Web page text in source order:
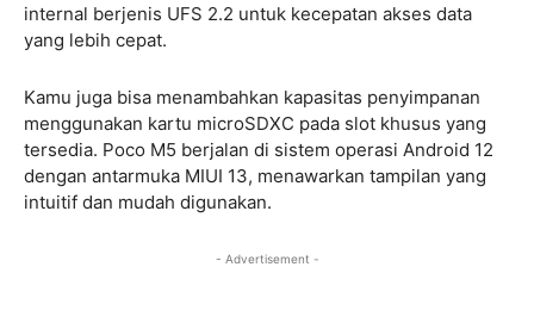
internal berjenis UFS 2.2 untuk kecepatan akses data
yang lebih cepat.
Kamu juga bisa menambahkan kapasitas penyimpanan
menggunakan kartu microSDXC pada slot khusus yang
tersedia. Poco M5 berjalan di sistem operasi Android 12
dengan antarmuka MIUI 13, menawarkan tampilan yang
intuitif dan mudah digunakan.
- Advertisement -